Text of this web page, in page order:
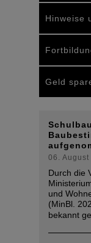
Hinweise
Geld
06. August
Durch die
und
(MinBl.
bekannt